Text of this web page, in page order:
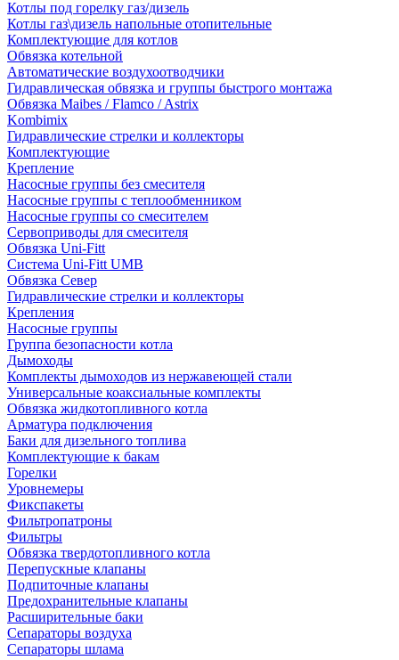
Котлы под горелку газ/дизель
Котлы газ\дизель напольные отопительные
Комплектующие для котлов
Обвязка котельной
Автоматические воздухоотводчики
Гидравлическая обвязка и группы быстрого монтажа
Обвязка Maibes / Flamco / Astrix
Kombimix
Гидравлические стрелки и коллекторы
Комплектующие
Крепление
Насосные группы без смесителя
Насосные группы с теплообменником
Насосные группы со смесителем
Сервоприводы для смесителя
Обвязка Uni-Fitt
Система Uni-Fitt UMB
Обвязка Север
Гидравлические стрелки и коллекторы
Крепления
Насосные группы
Группа безопасности котла
Дымоходы
Комплекты дымоходов из нержавеющей стали
Универсальные коаксиальные комплекты
Обвязка жидкотопливного котла
Арматура подключения
Баки для дизельного топлива
Комплектующие к бакам
Горелки
Уровнемеры
Фикспакеты
Фильтропатроны
Фильтры
Обвязка твердотопливного котла
Перепускные клапаны
Подпиточные клапаны
Предохранительные клапаны
Расширительные баки
Сепараторы воздуха
Сепараторы шлама